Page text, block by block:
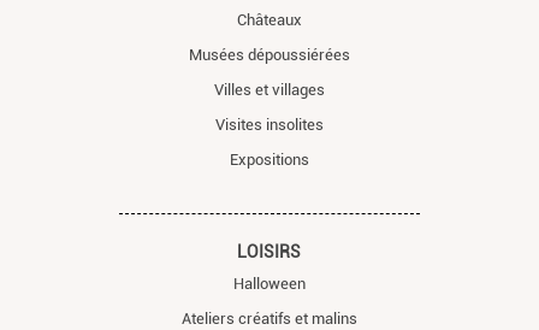
Châteaux
Musées dépoussiérées
Villes et villages
Visites insolites
Expositions
LOISIRS
Halloween
Ateliers créatifs et malins